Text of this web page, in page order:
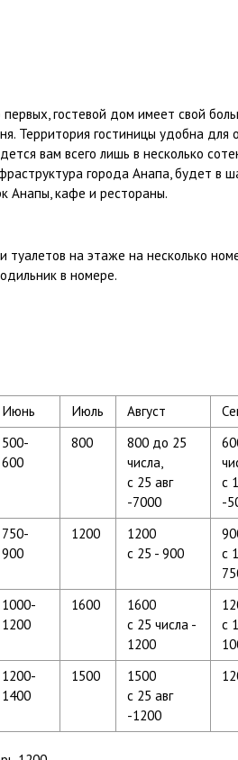
гостевой дом имеет свой
Территория гостиницы удобна для
вам всего лишь в несколько
города Анапа, будет в
Анапы, кафе и рестораны.
на этаже на несколько
в номере.
Июнь Июль Август
500-
600
800
800 до 25
числа,
с 25 авг
-7000
с
-
750-
900
1200
1200
с 25 - 900
с
1000-
1200
1600
1600
с 25 числа -
1200
с
1200-
1400
1500
1500
с 25 авг
-1200